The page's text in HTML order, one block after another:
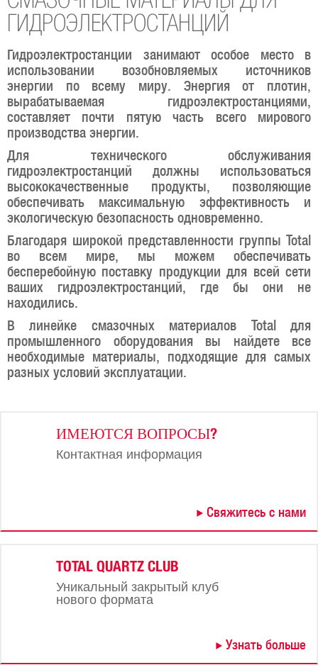
ГИДРОЭЛЕКТРОСТАНЦИЙ
Гидроэлектростанции занимают особое место в
использовании возобновляемых источников
энергии по всему миру. Энергия от плотин,
вырабатываемая гидроэлектростанциями,
составляет почти пятую часть всего мирового
производства энергии.
Для технического обслуживания
гидроэлектростанций должны использоваться
высококачественные продукты, позволяющие
обеспечивать максимальную эффективность и
экологическую безопасность одновременно.
Благодаря широкой представленности группы Total
во всем мире, мы можем обеспечивать
бесперебойную поставку продукции для всей сети
ваших гидроэлектростанций, где бы они не
находились.
В линейке смазочных материалов Total для
промышленного оборудования вы найдете все
необходимые материалы, подходящие для самых
разных условий эксплуатации.
ИМЕЮТСЯ ВОПРОСЫ?
Контактная информация
Свяжитесь с нами
TOTAL QUARTZ CLUB
Уникальный закрытый клуб
нового формата
Узнать больше